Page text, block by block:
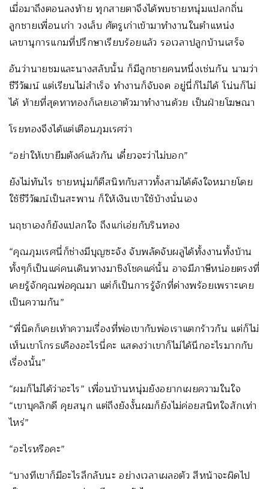
เมื่อมาถึงตอนลงท้าย ทุกสายตาจึงได้พบชายหนุ่มแปลกถิ่น
ลูกชายเพื่อนเก่า วงเล็บ ศัตรูเก่าเข้ามาทำงานในตำแหน่ง
เลขานุการแกมที่ปรึกษาเรียบร้อยแล้ว รอเวลาปลูกบ้านเสร็จ
อันว่านายชมและนางสลับนั้น ก็มีลูกชายคนหนึ่งเช่นกัน นามว่า
ชีวีวัฒน์ แต่เรียนไม่สำเร็จ ทำงานก็จับจด อยู่นี่ก็ไม่ได้ โน่นก็ไม่
ได้ ท้ายที่สุดทาทองก็เลยเอาตัวมาทำงานด้วย เป็นฝ่ายโฆษณา
โรยทองจึงได้แต่เตือนภุมเรศว่า
“อย่าให้เขายืมตังค์แล้วกัน เดี๋ยวจะว่าไม่บอก”
ยังไม่ทันไร ชายหนุ่มก็ตีสนิทกับสาวทั้งสามได้ดังใจหมายโดย
ใช้ชีวีวัฒน์เป็นสะพาน ก็ให้เงินเขาใช้บ้างนั่นเอง
นฤชาเองก็ยังแปลกใจ ถึงแก่เอ่ยกับรินทอง
“คุณภุมเรศนี่ก็ช่างมีบุญซะจัง จับพลัดจับผลูได้ทั้งงานทั้งบ้าน
ทั้งๆก็เป็นแค่คนเดินทางมาชิงโชคแค่นั้น อาจมีภาษีหน่อยตรงที่
เคยรู้จักคุณพ่อคุณมา แต่ก็เป็นการรู้จักที่ด่างพร้อยเพราะเคย
เป็นความกัน”
“พี่นิดก็เคยเท้าความเรื่องที่พ่อเขากับพ่อเราแตกร้าวกัน แต่ก็ไม่
เห็นเขาโกรธเคืองอะไรนี่คะ แสดงว่าเขาก็ไม่ได้นึกอะไรมากกับ
เรื่องนั้น”
“ผมก็ไม่ได้ว่าอะไร” เพื่อนบ้านหนุ่มยังอยากเผยความในใจ
“เขาบุคลิกดี คุยสนุก แต่ถึงยังงั้นผมก็ยังไม่ค่อยสนิทใจสักเท่า
ไหร่”
“อะไรหรือคะ”
“บางทีเขาก็มีอะไรลึกลับนะ อย่างเวลาเผลอตัว สีหน้าจะผิดไป